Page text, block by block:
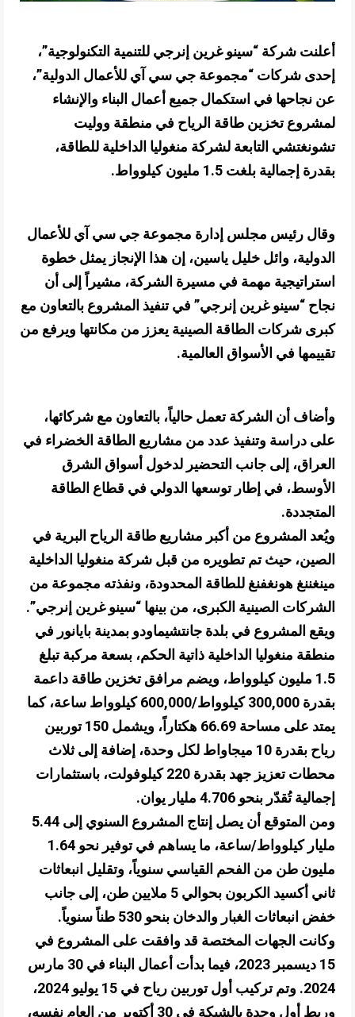
أعلنت شركة “سينو غرين إنرجي للتنمية التكنولوجية”،
إحدى شركات “مجموعة جي سي آي للأعمال الدولية”،
عن نجاحها في استكمال جميع أعمال البناء والإنشاء
لمشروع تخزين طاقة الرياح في منطقة ووليت
تشونغتشي التابعة لشركة منغوليا الداخلية للطاقة،
بقدرة إجمالية بلغت 1.5 مليون كيلوواط.
وقال رئيس مجلس إدارة مجموعة جي سي آي للأعمال
الدولية، وائل خليل ياسين، إن هذا الإنجاز يمثل خطوة
استراتيجية مهمة في مسيرة الشركة، مشيراً إلى أن
نجاح “سينو غرين إنرجي” في تنفيذ المشروع بالتعاون مع
كبرى شركات الطاقة الصينية يعزز من مكانتها ويرفع من
تقييمها في الأسواق العالمية.
وأضاف أن الشركة تعمل حالياً، بالتعاون مع شركائها،
على دراسة وتنفيذ عدد من مشاريع الطاقة الخضراء في
العراق، إلى جانب التحضير لدخول أسواق الشرق
الأوسط، في إطار توسعها الدولي في قطاع الطاقة
المتجددة.
ويُعد المشروع من أكبر مشاريع طاقة الرياح البرية في
الصين، حيث تم تطويره من قبل شركة منغوليا الداخلية
مينغننغ هونغفنغ للطاقة المحدودة، ونفذته مجموعة من
الشركات الصينية الكبرى، من بينها “سينو غرين إنرجي”.
ويقع المشروع في بلدة جانتشيماودو بمدينة بايانور في
منطقة منغوليا الداخلية ذاتية الحكم، بسعة مركبة تبلغ
1.5 مليون كيلوواط، ويضم مرافق تخزين طاقة داعمة
بقدرة 300,000 كيلوواط/600,000 كيلوواط ساعة، كما
يمتد على مساحة 66.69 هكتاراً، ويشمل 150 توربين
رياح بقدرة 10 ميجاواط لكل وحدة، إضافة إلى ثلاث
محطات تعزيز جهد بقدرة 220 كيلوفولت، باستثمارات
إجمالية تُقدّر بنحو 4.706 مليار يوان.
ومن المتوقع أن يصل إنتاج المشروع السنوي إلى 5.44
مليار كيلوواط/ساعة، ما يساهم في توفير نحو 1.64
مليون طن من الفحم القياسي سنوياً، وتقليل انبعاثات
ثاني أكسيد الكربون بحوالي 5 ملايين طن، إلى جانب
خفض انبعاثات الغبار والدخان بنحو 530 طناً سنوياً.
وكانت الجهات المختصة قد وافقت على المشروع في
15 ديسمبر 2023، فيما بدأت أعمال البناء في 30 مارس
2024. وتم تركيب أول توربين رياح في 15 يوليو 2024،
وربط أول وحدة بالشبكة في 30 أكتوبر من العام نفسه،